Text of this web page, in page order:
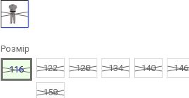
Сірий
Розмір
116
122 128 134 140 146
158